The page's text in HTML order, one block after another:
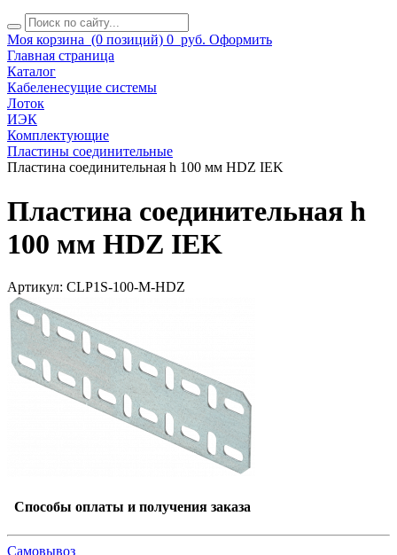
Моя корзина (0 позиций) 0 руб. Оформить
Главная страница
Каталог
Кабеленесущие системы
Лоток
ИЭК
Комплектующие
Пластины соединительные
Пластина соединительная h 100 мм HDZ IEK
Пластина соединительная h
100 мм HDZ IEK
Артикул: CLP1S-100-M-HDZ
Способы оплаты и получения заказа
Самовывоз